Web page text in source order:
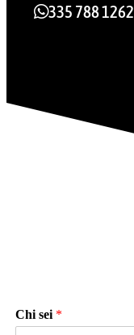
335 788 1262
Chi sei *